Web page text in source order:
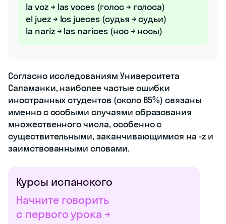
la voz → las voces (голос → голоса)
el juez → los jueces (судья → судьи)
la nariz → las narices (нос → носы)
Согласно исследованиям Университета
Саламанки, наиболее частые ошибки
иностранных студентов (около 65%) связаны
именно с особыми случаями образования
множественного числа, особенно с
существительными, заканчивающимися на -z и
заимствованными словами.
Курсы испанского
Начните говорить
с первого урока →